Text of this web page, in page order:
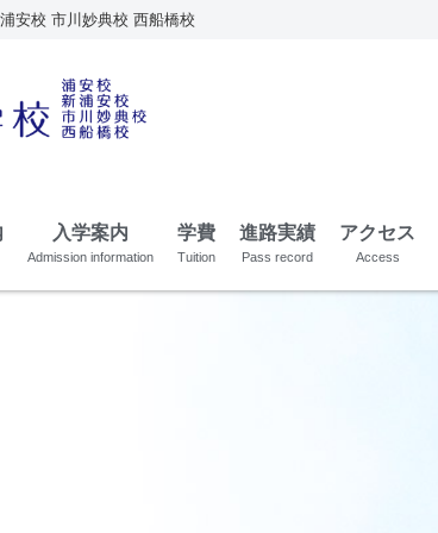
安校 市川妙典校 西船橋校
入学案内
Admission information
学費
Tuition
進路実績
Pass record
アクセス
Access